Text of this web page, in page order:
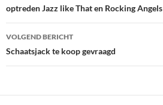
navigatie
optreden Jazz like That en Rocking Angels
VOLGEND BERICHT
Schaatsjack te koop gevraagd